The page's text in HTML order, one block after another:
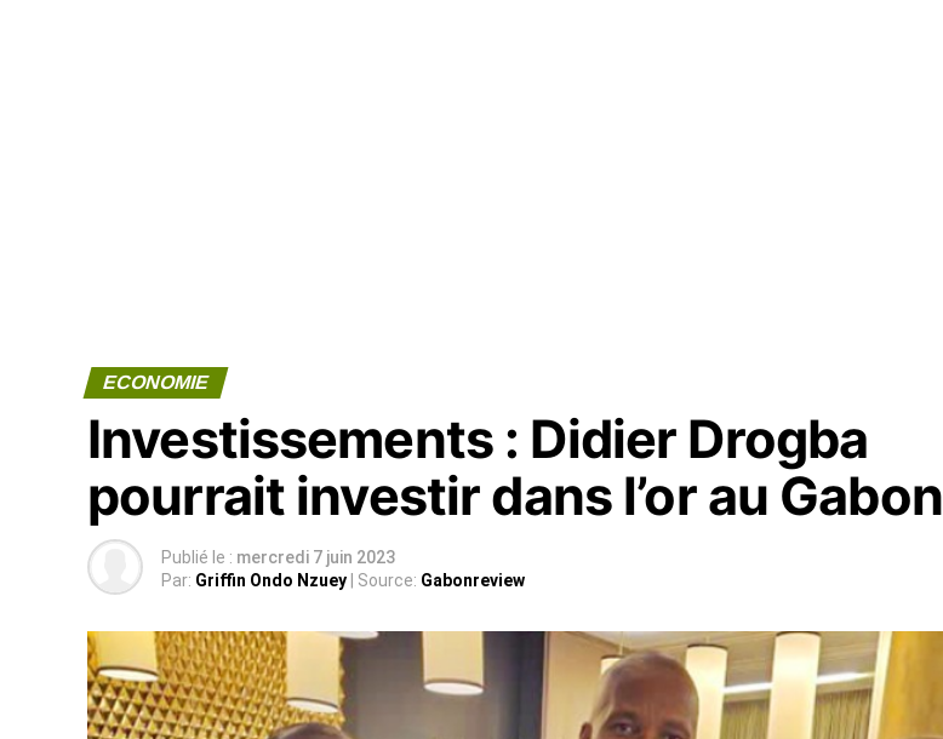
ECONOMIE
Investissements : Didier Drogba
pourrait investir dans l’or au Gabon
Publié le : mercredi 7 juin 2023
Par: Griffin Ondo Nzuey | Source: Gabonreview